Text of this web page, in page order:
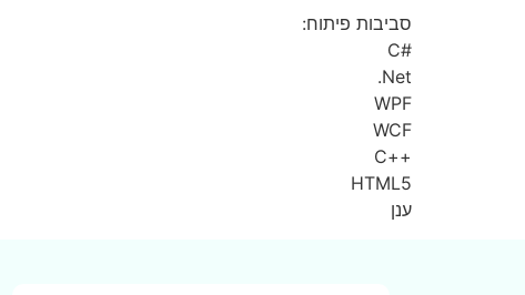
סביבות פיתוח:
#C
Net.
WPF
WCF
++C
HTML5
ענן